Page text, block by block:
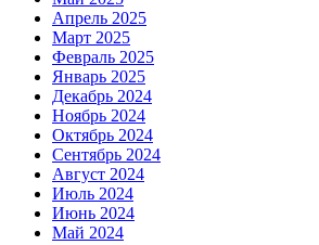
Апрель 2025
Март 2025
Февраль 2025
Январь 2025
Декабрь 2024
Ноябрь 2024
Октябрь 2024
Сентябрь 2024
Август 2024
Июль 2024
Июнь 2024
Май 2024